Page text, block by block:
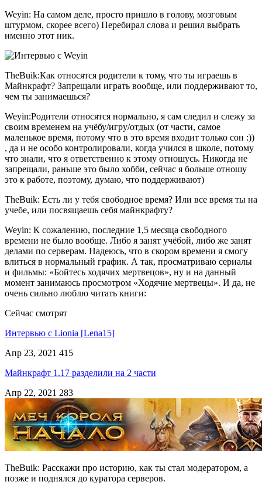
Weyin: На самом деле, просто пришло в голову, мозговым
штурмом, скорее всего) Перебирал слова и решил выбрать
именно этот ник.
TheBuik:Как относятся родители к тому, что ты играешь в
Майнкрафт? Запрещали играть вообще, или поддерживают то,
чем ты занимаешься?
Weyin:Родители относятся нормально, я сам следил и слежу за
своим временем на учёбу/игру/отдых (от части, самое
маленькое время, потому что в это время входит только сон :))
, да и не особо контролировали, когда учился в школе, потому
что знали, что я ответственно к этому отношусь. Никогда не
запрещали, раньше это было хобби, сейчас я больше отношу
это к работе, поэтому, думаю, что поддерживают)
TheBuik: Есть ли у тебя свободное время? Или все время ты на
учебе, или посвящаешь себя майнкрафту?
Weyin: К сожалению, последние 1,5 месяца свободного
времени не было вообще. Либо я занят учёбой, либо же занят
делами по серверам. Надеюсь, что в скором времени я смогу
влиться в нормальный график. А так, просматриваю сериалы
и фильмы: «Бойтесь ходячих мертвецов», ну и на данный
момент занимаюсь просмотром «Ходячие мертвецы». И да, не
очень сильно люблю читать книги:
Сейчас смотрят
Интервью с Lionia [Lena15]
Апр 23, 2021 415
Майнкрафт 1.17 разделили на 2 части
Апр 22, 2021 283
TheBuik: Расскажи про историю, как ты стал модератором, а
позже и поднялся до куратора серверов.